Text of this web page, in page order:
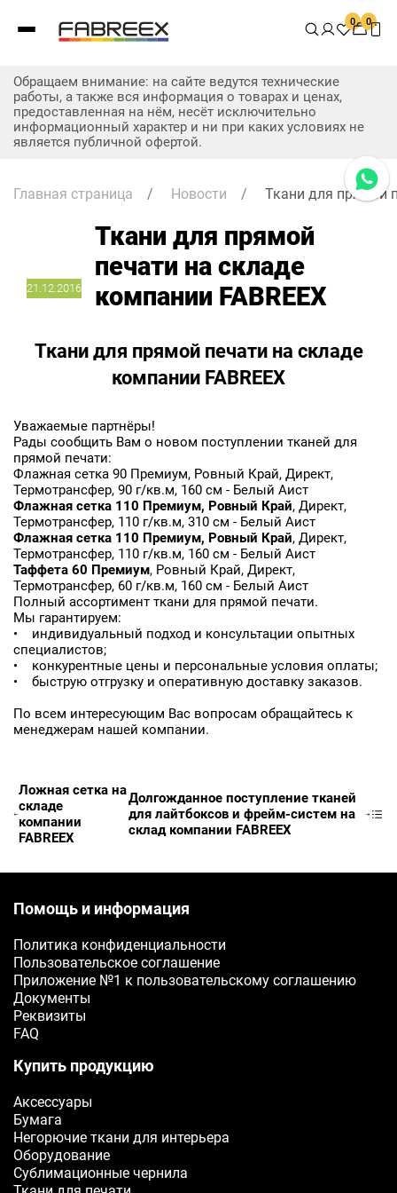
0 0
Обращаем внимание: на сайте ведутся технические
работы, а также вся информация о товарах и ценах,
предоставленная на нём, несёт исключительно
информационный характер и ни при каких условиях не
является публичной офертой.
Главная страница / Новости / Ткани для прямой
21.12.2016
Ткани для прямой
печати на складе
компании FABREEX
Ткани для прямой печати на складе
компании FABREEX
Уважаемые партнёры!
Рады сообщить Вам о новом поступлении тканей для
прямой печати:
Флажная сетка 90 Премиум, Ровный Край, Директ,
Термотрансфер, 90 г/кв.м, 160 см - Белый Аист
Флажная сетка 110 Премиум, Ровный Край, Директ,
Термотрансфер, 110 г/кв.м, 310 см - Белый Аист
Флажная сетка 110 Премиум, Ровный Край, Директ,
Термотрансфер, 110 г/кв.м, 160 см - Белый Аист
Таффета 60 Премиум, Ровный Край, Директ,
Термотрансфер, 60 г/кв.м, 160 см - Белый Аист
Полный ассортимент ткани для прямой печати.
Мы гарантируем:
• индивидуальный подход и консультации опытных
специалистов;
• конкурентные цены и персональные условия оплаты;
• быструю отгрузку и оперативную доставку заказов.
По всем интересующим Вас вопросам обращайтесь к
менеджерам нашей компании.
Ложная сетка на
складе
компании
FABREEX
Долгожданное поступление тканей
для лайтбоксов и фрейм-систем на
склад компании FABREEX
Заявка на бесплатные образцы
ФИО
Ваше имя
Ваш телефон
E-mail
Помощь и информация
Политика конфиденциальности
Пользовательское соглашение
Приложение №1 к пользовательскому соглашению
Документы
Реквизиты
FAQ
Купить продукцию
Аксессуары
Бумага
Негорючие ткани для интерьера
Оборудование
Сублимационные чернила